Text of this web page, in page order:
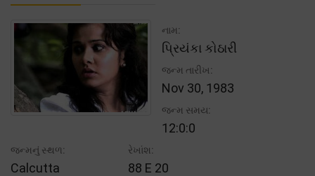
નામ:
પ્રિયંકા કોઠારી
જન્મ તારીખ:
Nov 30, 1983
જન્મ સમય:
12:0:0
જન્મનું સ્થળ:
Calcutta
રેખાંશ:
88 E 20